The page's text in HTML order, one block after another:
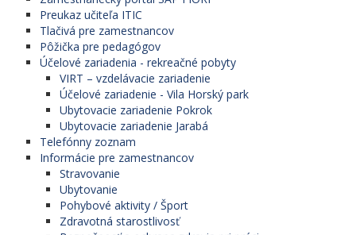
Preukaz učiteľa ITIC
Tlačivá pre zamestnancov
Pôžička pre pedagógov
Účelové zariadenia - rekreačné pobyty
VIRT – vzdelávacie zariadenie
Účelové zariadenie - Vila Horský park
Ubytovacie zariadenie Pokrok
Ubytovacie zariadenie Jarabá
Telefónny zoznam
Informácie pre zamestnancov
Stravovanie
Ubytovanie
Pohybové aktivity / Šport
Zdravotná starostlivosť